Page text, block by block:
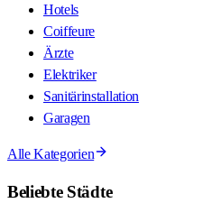
Hotels
Coiffeure
Ärzte
Elektriker
Sanitärinstallation
Garagen
Alle Kategorien
Beliebte Städte